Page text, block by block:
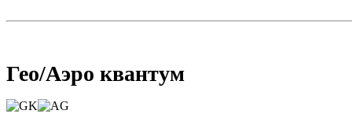
Гео/Аэро квантум